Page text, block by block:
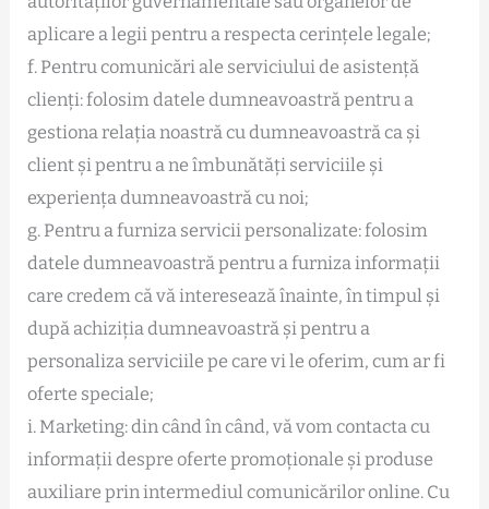
aplicare a legii pentru a respecta cerințele legale;
f. Pentru comunicări ale serviciului de asistență
clienți: folosim datele dumneavoastră pentru a
gestiona relația noastră cu dumneavoastră ca și
client și pentru a ne îmbunătăți serviciile și
experiența dumneavoastră cu noi;
g. Pentru a furniza servicii personalizate: folosim
datele dumneavoastră pentru a furniza informații
care credem că vă interesează înainte, în timpul și
după achiziția dumneavoastră și pentru a
personaliza serviciile pe care vi le oferim, cum ar fi
oferte speciale;
i. Marketing: din când în când, vă vom contacta cu
informații despre oferte promoționale și produse
auxiliare prin intermediul comunicărilor online. Cu